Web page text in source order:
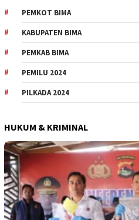
PEMKOT BIMA
KABUPATEN BIMA
PEMKAB BIMA
PEMILU 2024
PILKADA 2024
HUKUM & KRIMINAL